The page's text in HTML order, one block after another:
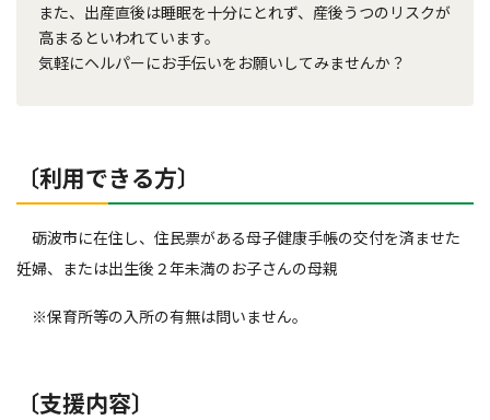
また、出産直後は睡眠を十分にとれず、産後うつのリスクが
高まるといわれています。
気軽にヘルパーにお手伝いをお願いしてみませんか？
〔利用できる方〕
砺波市に在住し、住民票がある母子健康手帳の交付を済ませた
妊婦、または出生後２年未満のお子さんの母親
※保育所等の入所の有無は問いません。
〔支援内容〕